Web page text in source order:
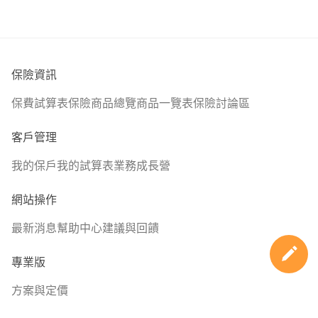
保險資訊
保費試算表保險商品總覽商品一覽表保險討論區
客戶管理
我的保戶我的試算表業務成長營
網站操作
最新消息幫助中心建議與回饋
專業版
方案與定價